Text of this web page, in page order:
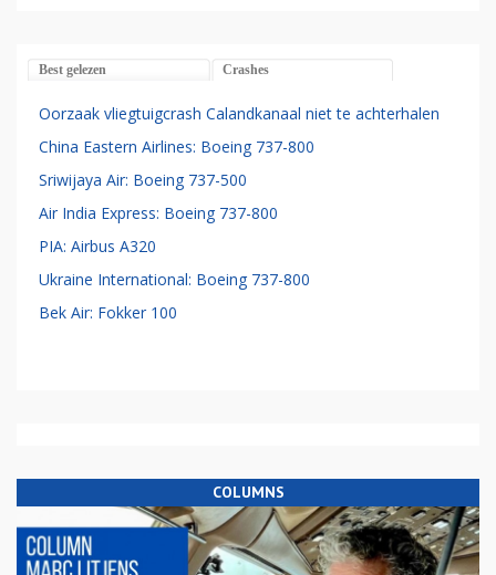
Best gelezen Crashes
Oorzaak vliegtuigcrash Calandkanaal niet te achterhalen
China Eastern Airlines: Boeing 737-800
Sriwijaya Air: Boeing 737-500
Air India Express: Boeing 737-800
PIA: Airbus A320
Ukraine International: Boeing 737-800
Bek Air: Fokker 100
COLUMNS